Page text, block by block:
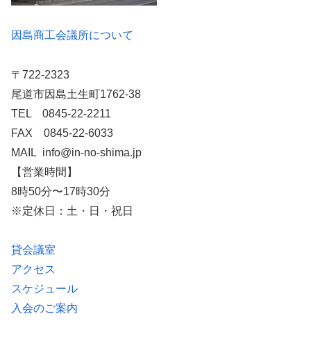
因島商工会議所について
〒722-2323
尾道市因島土生町1762-38
TEL 0845-22-2211
FAX 0845-22-6033
MAIL info@in-no-shima.jp
【営業時間】
8時50分〜17時30分
※定休日：土・日・祝日
貸会議室
アクセス
スケジュール
入会のご案内